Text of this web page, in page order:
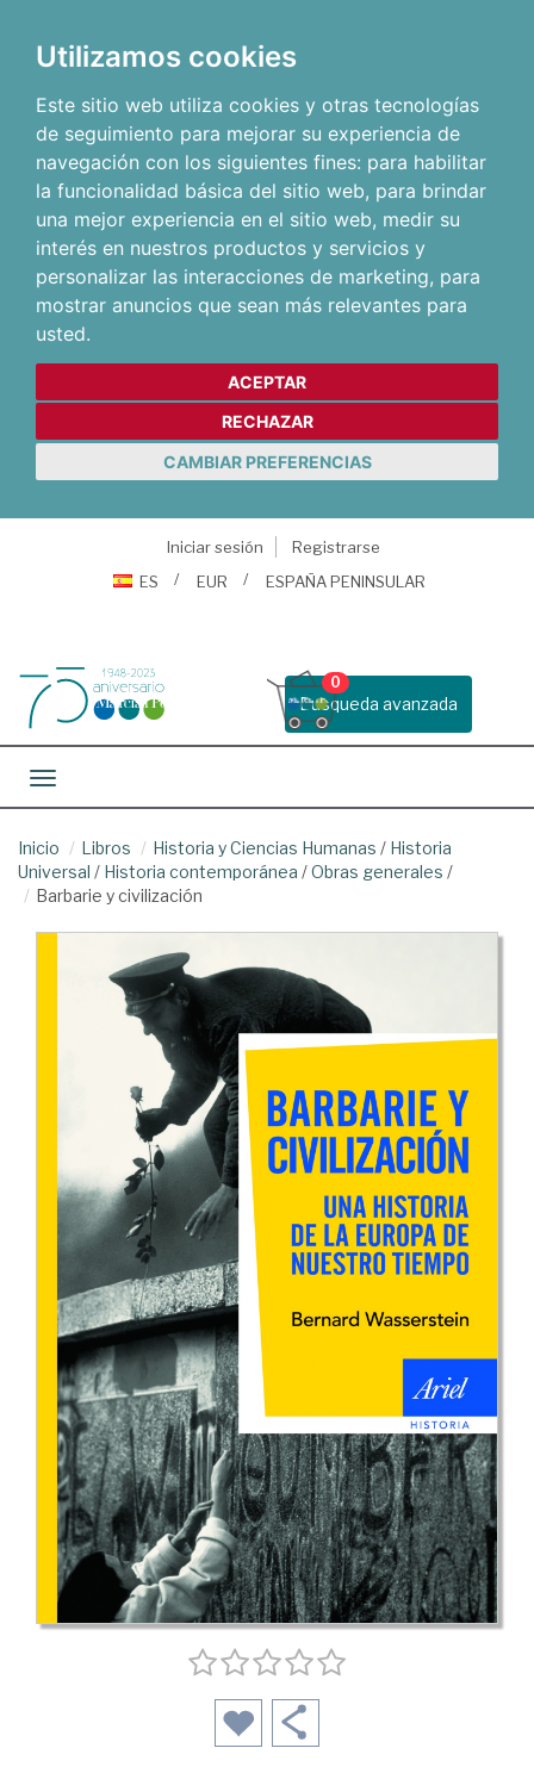
Utilizamos cookies
Este sitio web utiliza cookies y otras tecnologías
de seguimiento para mejorar su experiencia de
navegación con los siguientes fines: para habilitar
la funcionalidad básica del sitio web, para brindar
una mejor experiencia en el sitio web, medir su
interés en nuestros productos y servicios y
personalizar las interacciones de marketing, para
mostrar anuncios que sean más relevantes para
usted.
ACEPTAR
RECHAZAR
CAMBIAR PREFERENCIAS
Iniciar sesión
Registrarse
ES
EUR ESPAÑA PENINSULAR
Busqueda avanzada
0
Toggle navigation
Inicio Libros Historia y Ciencias Humanas / Historia
Universal / Historia contemporánea /Obras generales /
Barbarie y civilización